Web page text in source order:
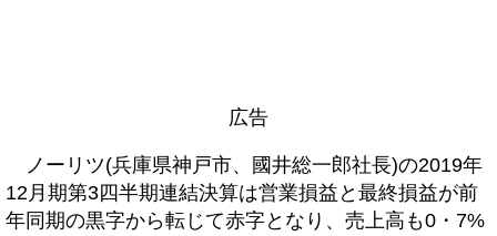
広告
ノーリツ(兵庫県神戸市、國井総一郎社長)の2019年
12月期第3四半期連結決算は営業損益と最終損益が前
年同期の黒字から転じて赤字となり、売上高も0・7%